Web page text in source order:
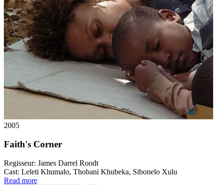
2005
Faith's Corner
Regisseur: James Darrel Roodt
Cast: Leleti Khumalo, Thobani Khubeka, Sibonelo Xulu
Read more